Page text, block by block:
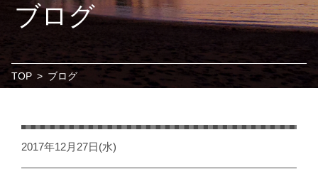
ブログ
TOP > ブログ
2017年12月27日(水)